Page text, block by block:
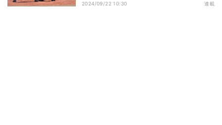
2024/09/22 10:30 連載